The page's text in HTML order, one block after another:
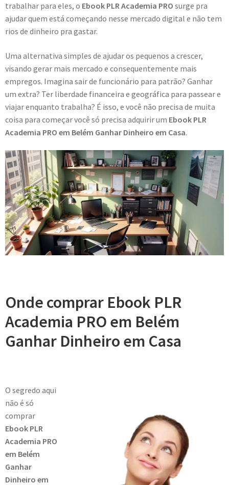
trabalhar para eles, o Ebook PLR Academia PRO surge pra
ajudar quem está começando nesse mercado digital e não tem
rios de dinheiro pra gastar.
Uma alternativa simples de ajudar os pequenos a crescer,
visando gerar mais mercado e consequentemente mais
empregos. Imagina sair de funcionário para patrão? Ganhar
um extra? Ter liberdade financeira e geográfica para passear e
viajar enquanto trabalha? É isso, e você não precisa de muita
coisa para começar você só precisa adquirir um Ebook PLR
Academia PRO em Belém Ganhar Dinheiro em Casa.
Onde comprar Ebook PLR
Academia PRO em Belém
Ganhar Dinheiro em Casa
O segredo aqui
não é só
comprar
Ebook PLR
Academia PRO
em Belém
Ganhar
Dinheiro em